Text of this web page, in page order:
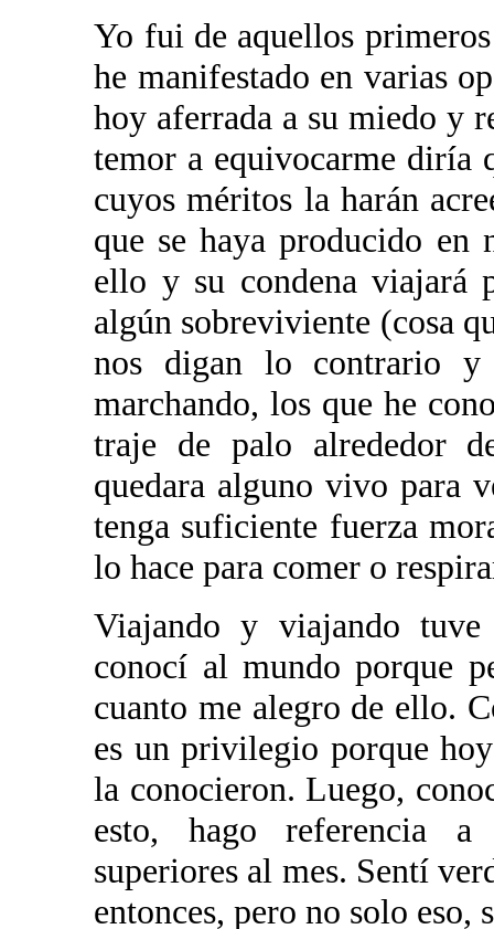
Yo fui de aquellos
he manifestado en varias
hoy aferrada a su miedo y
temor a equivocarme diría
cuyos méritos la harán
que se haya producido en
ello y su condena viajará
algún sobreviviente (cosa
nos digan lo contrario y
marchando, los que he
traje de palo alrededor
quedara alguno vivo para
tenga suficiente fuerza
lo hace para comer o
Viajando y viajando
conocí al mundo porque
cuanto me alegro de ello.
es un privilegio porque
la conocieron. Luego,
esto, hago referencia a
superiores al mes. Sentí
entonces, pero no solo